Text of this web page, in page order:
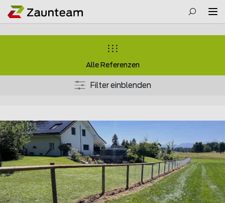
Alle Referenzen
Filter einblenden